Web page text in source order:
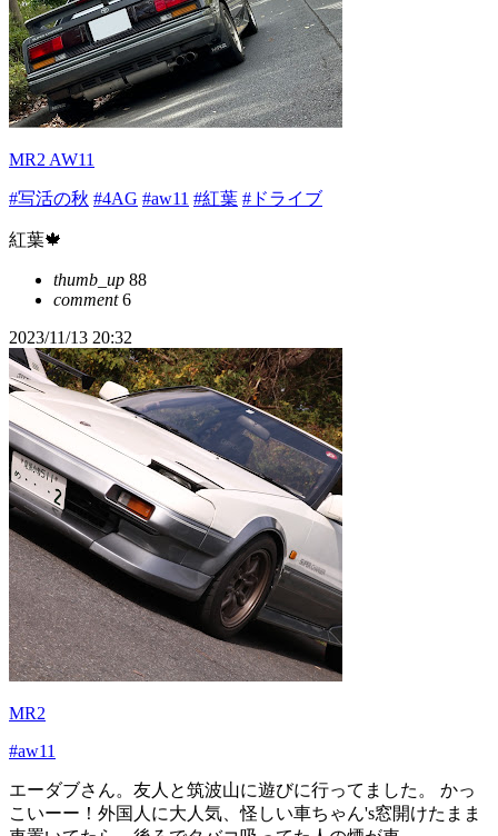
MR2 AW11
#写活の秋 #4AG #aw11 #紅葉 #ドライブ
紅葉🍁
thumb_up 88
comment6
2023/11/13 20:32
MR2
#aw11
エーダブさん。友人と筑波山に遊びに行ってました。 かっ
こいーー！外国人に大人気、怪しい車ちゃん's窓開けたまま